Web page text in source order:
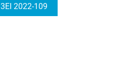
3EI 2022-109